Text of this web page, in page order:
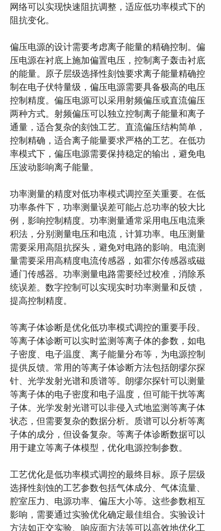
网络可以实现快速阻抗调整，适应低功率模式下的
阻抗变化。
偏压电源的设计需要考虑离子能量的精确控制。偏
压电源在衬底上施加偏置电压，控制离子轰击衬底
的能量。原子层级选择性刻蚀要求离子能量精确控
制在电子伏特量级，偏压电源需要具备极高的电压
控制精度。偏压电源可以采用射频偏压或直流偏压
两种方式。射频偏压可以独立控制离子能量和离子
通量，适合复杂的刻蚀工艺。直流偏压结构简单，
控制精确，适合离子能量要求严格的工艺。在低功
率模式下，偏压电源需要保持稳定的输出，避免电
压波动影响离子能量。
功率测量的精度对低功率模式调控至关重要。在低
功率条件下，功率测量误差可能占总功率的较大比
例，影响控制精度。功率测量通常采用电压电流乘
积法，分别测量电压和电流，计算功率。电压测量
需要采用高阻抗探头，避免对电路的影响。电流测
量需要采用高精度电流传感器，如霍尔传感器或磁
通门传感器。功率测量电路需要经过校准，消除系
统误差。数字控制可以实现实时功率测量和反馈，
提高控制精度。
等离子体诊断是优化低功率模式调控的重要手段。
等离子体诊断可以实时监测等离子体的参数，如电
子密度、电子温度、离子能量分布等，为电源控制
提供反馈。常用的等离子体诊断方法包括朗缪尔探
针、光学发射光谱和质谱等。朗缪尔探针可以测量
等离子体的电子密度和电子温度，但可能干扰等离
子体。光学发射光谱可以非侵入式地监测等离子体
状态，但需要复杂的数据分析。质谱可以分析等离
子体的成分，但设备复杂。等离子体诊断数据可以
用于建立等离子体模型，优化电源控制参数。
工艺优化是低功率模式调控的最终目标。原子层级
选择性刻蚀的工艺参数包括气体成分、气体流量、
腔室压力、电源功率、偏压大小等。这些参数相互
影响，需要通过实验优化确定最佳组合。实验设计
方法如正交实验、响应面方法等可以高效地优化工